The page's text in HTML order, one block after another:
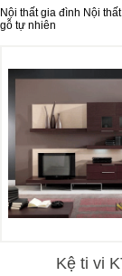
Nội thất gia đình Nội
gỗ tự nhiên
Kệ ti vi